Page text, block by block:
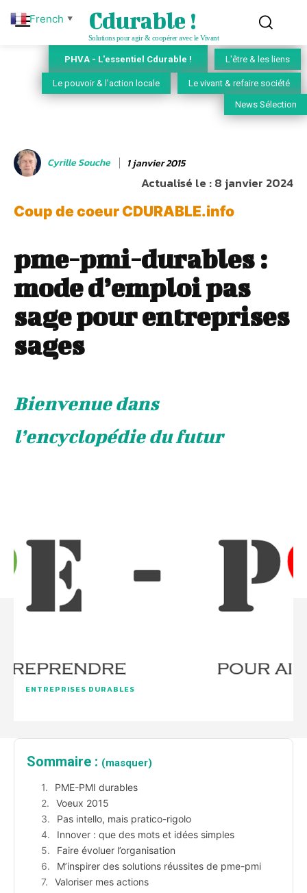
Cdurable !
Solutions pour agir & coopérer avec le Vivant
PHVA - L'essentiel Cdurable ! L'être & les liens
Le pouvoir & l'action locale Le vivant & refaire société
News Sélection
Cyrille Souche 1 janvier 2015
Actualisé le :8 janvier 2024
Coup de coeur CDURABLE.info
pme-pmi-durables :
mode d’emploi pas
sage pour entreprises
sages
Bienvenue dans
l’encyclopédie du futur
ENTREPRISES DURABLES
Sommaire : (masquer)
PME-PMI durables
Voeux 2015
Pas intello, mais pratico-rigolo
Innover : que des mots et idées simples
Faire évoluer l’organisation
M’inspirer des solutions réussites de pme-pmi
Valoriser mes actions
French ▼